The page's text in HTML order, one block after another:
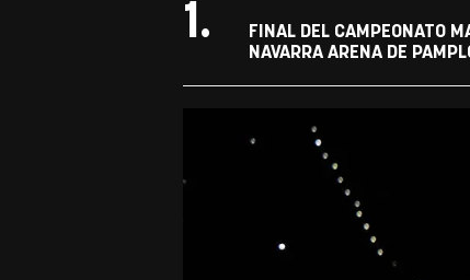
1.
FINAL DEL CAMPEONATO
NAVARRA ARENA DE